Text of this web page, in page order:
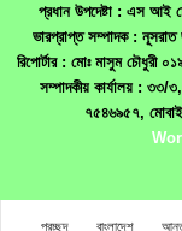
প্রধান উপদেষ্টা : এস আই
ভারপ্রাপ্ত সম্পাদক :
রিপোর্টার : মোঃ মাসুম চৌধুরী
সম্পাদকীয় কার্যালয় :
৭৫৪৬৯৫৭,
প্রচ্ছদ বাংলাদেশ